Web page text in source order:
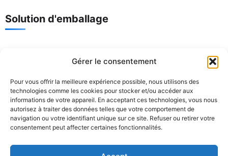
Gérer le consentement
Pour vous offrir la meilleure expérience possible, nous utilisons des
technologies comme les cookies pour stocker et/ou accéder aux
informations de votre appareil. En acceptant ces technologies, vous nous
autorisez à traiter des données telles que votre comportement de
navigation ou votre identifiant unique sur ce site. Refuser ou retirer votre
consentement peut affecter certaines fonctionnalités.
Solution d'emballage
Tél. :+86 186 8821 9848
Courriel :support@senyopack.com
Horaires d’ouverture : Пн-Сб 08:00-17:30
Adresse : n° 16, rue Zhongxin, zone industrielle de
Yanbu Nanjing, ville de Dali, district de Nanhai, ville de
Foshan, province du Guangdong